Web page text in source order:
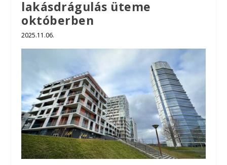
lakásdrágulás üteme
októberben
2025.11.06.